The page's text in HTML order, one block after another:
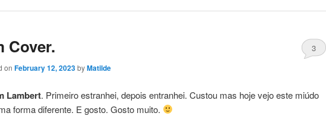
Cover.
on February 12, 2023byMatilde
3
Lambert. Primeiro estranhei, depois entranhei. Custou mas hoje vejo este miúdo
forma diferente. E gosto. Gosto muito.